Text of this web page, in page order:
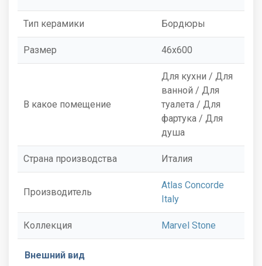
Тип керамики Бордюры
Размер 46x600
В какое помещение
Для кухни / Для
ванной / Для
туалета / Для
фартука / Для
душа
Страна производства Италия
Производитель
Atlas Concorde
Italy
Коллекция Marvel Stone
Внешний вид